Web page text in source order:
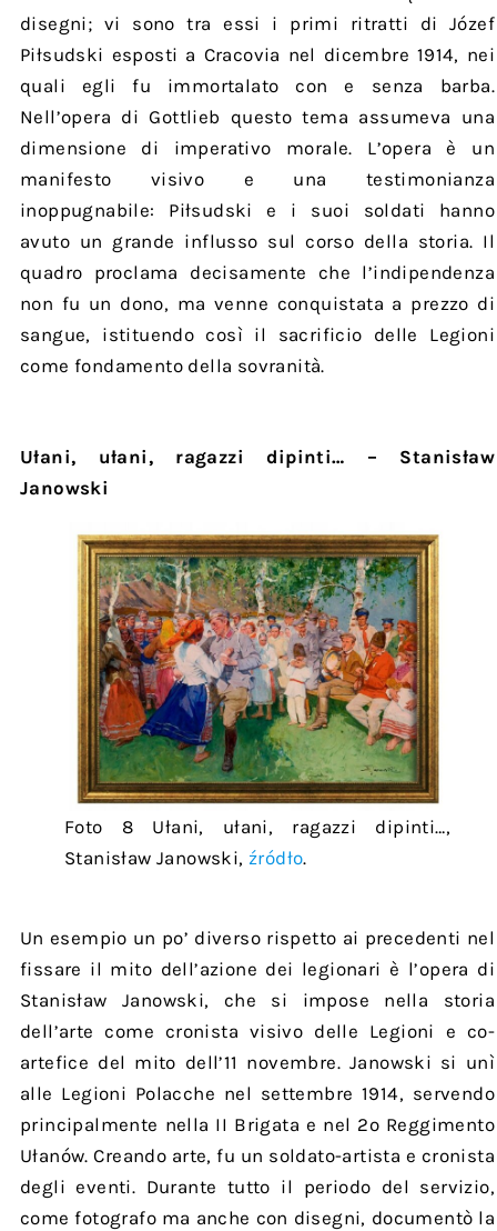
disegni; vi sono tra essi i primi ritratti di Józef
Piłsudski esposti a Cracovia nel dicembre 1914, nei
quali egli fu immortalato con e senza barba.
Nell’opera di Gottlieb questo tema assumeva una
dimensione di imperativo morale. L’opera è un
manifesto visivo e una testimonianza
inoppugnabile: Piłsudski e i suoi soldati hanno
avuto un grande influsso sul corso della storia. Il
quadro proclama decisamente che l’indipendenza
non fu un dono, ma venne conquistata a prezzo di
sangue, istituendo così il sacrificio delle Legioni
come fondamento della sovranità.
Ułani, ułani, ragazzi dipinti… – Stanisław
Janowski
Foto 8 Ułani, ułani, ragazzi dipinti…,
Stanisław Janowski,źródło.
Un esempio un po’ diverso rispetto ai precedenti nel
fissare il mito dell’azione dei legionari è l’opera di
Stanisław Janowski, che si impose nella storia
dell’arte come cronista visivo delle Legioni e co-
artefice del mito dell’11 novembre. Janowski si unì
alle Legioni Polacche nel settembre 1914, servendo
principalmente nella II Brigata e nel 2º Reggimento
Ułanów. Creando arte, fu un soldato-artista e cronista
degli eventi. Durante tutto il periodo del servizio,
come fotografo ma anche con disegni, documentò la